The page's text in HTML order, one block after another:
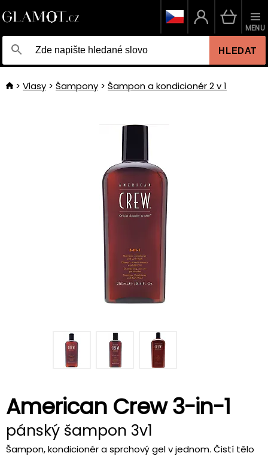
HLEDAT
MENU
Vlasy Šampony Šampon a kondicionér 2 v 1
American Crew 3-in-1
pánský šampon 3v1
Šampon, kondicionér a sprchový gel v jednom. Čistí tělo